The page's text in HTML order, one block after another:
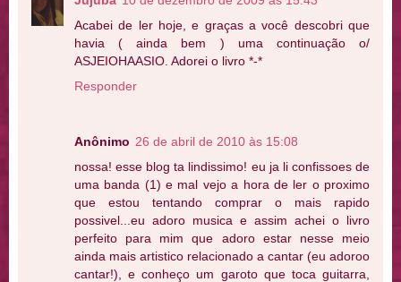
Acabei de ler hoje, e graças a você descobri que
havia ( ainda bem ) uma continuação o/
ASJEIOHAASIO. Adorei o livro *-*
Responder
Anônimo 26 de abril de 2010 às 15:08
nossa! esse blog ta lindissimo! eu ja li confissoes de
uma banda (1) e mal vejo a hora de ler o proximo
que estou tentando comprar o mais rapido
possivel...eu adoro musica e assim achei o livro
perfeito para mim que adoro estar nesse meio
ainda mais artistico relacionado a cantar (eu adoroo
cantar!), e conheço um garoto que toca guitarra,